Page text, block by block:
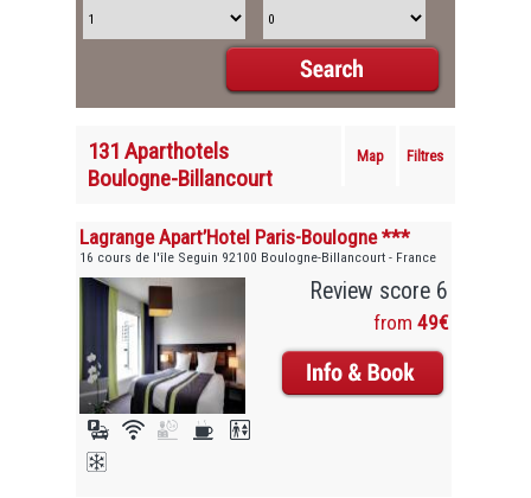
131 Aparthotels
Boulogne-Billancourt
Map Filtres
Lagrange Apart’Hotel Paris-Boulogne ***
16 cours de l'île Seguin 92100 Boulogne-Billancourt - France
Review score 6
from 49€